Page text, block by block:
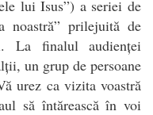
lui Isus”) a seriei de
noastră” prilejuită de
La finalul audienței
un grup de persoane
urez ca vizita voastră
să întărească în voi